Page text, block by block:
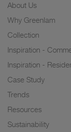
About Us
Why Greenlam
Collection
Inspiration -
Inspiration -
Case Study
Trends
Resources
Sustainability